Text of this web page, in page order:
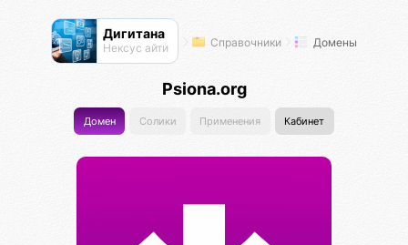
Дигитана
Нексус айти Справочники Домены
Psiona.org
Домен Солики Применения Кабинет